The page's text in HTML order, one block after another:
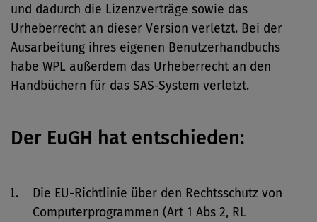
und dadurch die Lizenzverträge sowie das
Urheberrecht an dieser Version verletzt. Bei der
Ausarbeitung ihres eigenen Benutzerhandbuchs
habe WPL außerdem das Urheberrecht an den
Handbüchern für das SAS-System verletzt.
Der EuGH hat entschieden:
Die EU-Richtlinie über den Rechtsschutz von
Computerprogrammen (Art 1 Abs 2, RL